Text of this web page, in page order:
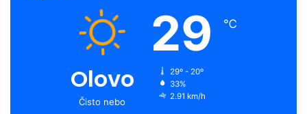
Olovo
Čisto nebo
29 ℃
29º - 20º
33%
2.91 km/h